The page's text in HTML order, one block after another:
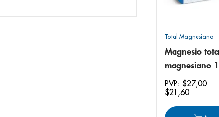
Total Magnesiano
Magnesio
magnesiano
100 mg x
comprimidos
PVP: $27,00
$21 ,60